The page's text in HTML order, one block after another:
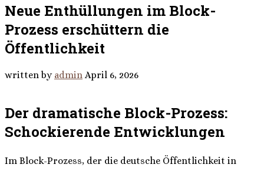
Neue Enthüllungen im Block-
Prozess erschüttern die
Öffentlichkeit
written by admin April 6, 2026
Der dramatische Block-Prozess:
Schockierende Entwicklungen
Im Block-Prozess, der die deutsche Öffentlichkeit in